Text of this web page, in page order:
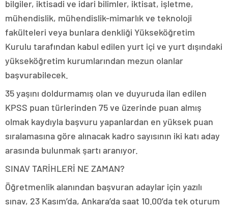
bilgiler, iktisadi ve idari bilimler, iktisat, işletme,
mühendislik, mühendislik-mimarlık ve teknoloji
fakülteleri veya bunlara denkliği Yükseköğretim
Kurulu tarafından kabul edilen yurt içi ve yurt dışındaki
yükseköğretim kurumlarından mezun olanlar
başvurabilecek.
35 yaşını doldurmamış olan ve duyuruda ilan edilen
KPSS puan türlerinden 75 ve üzerinde puan almış
olmak kaydıyla başvuru yapanlardan en yüksek puan
sıralamasına göre alınacak kadro sayısının iki katı aday
arasında bulunmak şartı aranıyor.
SINAV TARİHLERİ NE ZAMAN?
Öğretmenlik alanından başvuran adaylar için yazılı
sınav, 23 Kasım’da, Ankara’da saat 10.00’da tek oturum